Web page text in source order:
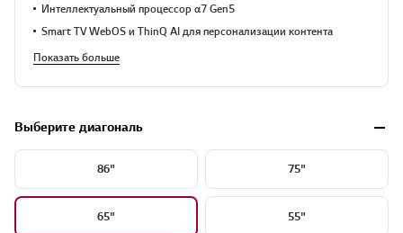
Интеллектуальный процессор α7 Gen5
Smart TV WebOS и ThinQ AI для персонализации контента
Показать больше
Выберите диагональ
86" 75"
65" 55"